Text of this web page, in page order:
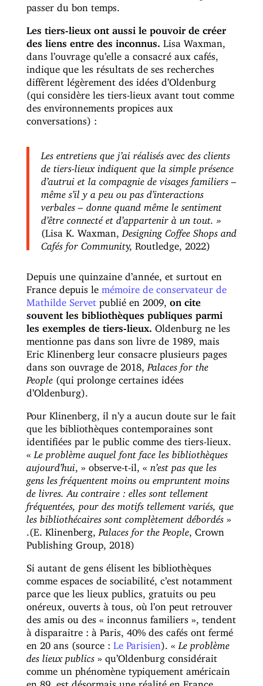
passer du bon temps.
Les tiers-lieux ont aussi le pouvoir de créer
des liens entre des inconnus.
Lisa Waxman,
dans l’ouvrage qu’elle a consacré aux cafés,
indique que les résultats de ses recherches
diffèrent légèrement des idées d’Oldenburg
(qui considère les tiers-lieux avant tout comme
des environnements propices aux
conversations) :
Les entretiens que j’ai réalisés avec des clients
de tiers-lieux indiquent que la simple présence
d’autrui et la compagnie de visages familiers –
même s’il y a peu ou pas d’interactions
verbales – donne quand même le sentiment
d’être connecté et d’appartenir à un tout. »
(Lisa K. Waxman, Designing Coffee Shops and
Cafés for Community, Routledge, 2022)
Depuis une quinzaine d’année, et surtout en
France depuis le
mémoire de conservateur de
Mathilde Servet
publié en 2009,
on cite
souvent les bibliothèques publiques parmi
les exemples de tiers-lieux.
Oldenburg ne les
mentionne pas dans son livre de 1989, mais
Eric Klinenberg leur consacre plusieurs pages
dans son ouvrage de 2018, Palaces for the
People
(qui prolonge certaines idées
d’Oldenburg).
Pour Klinenberg, il n’y a aucun doute sur le fait
que les bibliothèques contemporaines sont
identifiées par le public comme des tiers-lieux.
Le problème auquel font face les bibliothèques
aujourd’hui, » observe-t-il, «
n’est pas que les
gens les fréquentent moins ou empruntent moins
de livres. Au contraire : elles sont tellement
fréquentées, pour des motifs tellement variés, que
les bibliothécaires sont complètement débordés
.(E. Klinenberg, Palaces for the People
, Crown
Publishing Group, 2018)
Si autant de gens élisent les bibliothèques
comme espaces de sociabilité, c’est notamment
parce que les lieux publics, gratuits ou peu
onéreux, ouverts à tous, où l’on peut retrouver
des amis ou des « inconnus familiers », tendent
à disparaitre : à Paris, 40% des cafés ont fermé
en 20 ans (source : Le Parisien ). « Le problème
des lieux publics » qu’Oldenburg considérait
comme un phénomène typiquement américain
en 89, est désormais une réalité en France.